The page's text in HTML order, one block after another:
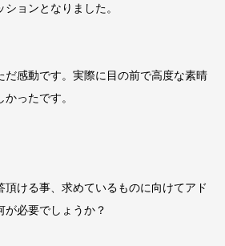
ョンとなりました。
だ感動です。実際に目の前で高度な素晴
ったです。
頂ける事、求めているものに向けてアド
が必要でしょうか？